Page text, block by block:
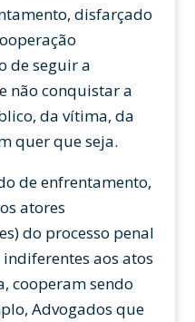
disfarçado
de seguir a
não conquistar a
da vítima, da
quer que seja.
de enfrentamento,
atores
do processo penal
aos atos
cooperam sendo
Advogados que